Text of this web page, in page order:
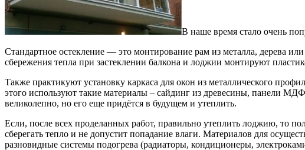
В наше время стало очень
Стандартное остекление — это монтирование рам из металла, дерева
сбережения тепла при застеклении балкона и лоджии монтируют
Также практикуют установку каркаса для окон из металлического
этого используют такие материалы – сайдинг из древесины, панели
великолепно, но его еще придётся в будущем и утеплить.
Если, после всех проделанных работ, правильно утеплить лоджию, то
сберегать тепло и не допустит попадание влаги. Материалов для
разновидные системы подогрева (радиаторы, кондиционеры,